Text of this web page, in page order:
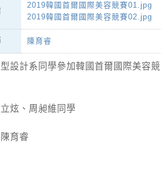
2019韓國首爾國際美容競賽01.jpg
2019韓國首爾國際美容競賽02.jpg
陳育睿
設計系同學參加韓國首爾國際美容
炫、周昶維同學
育睿